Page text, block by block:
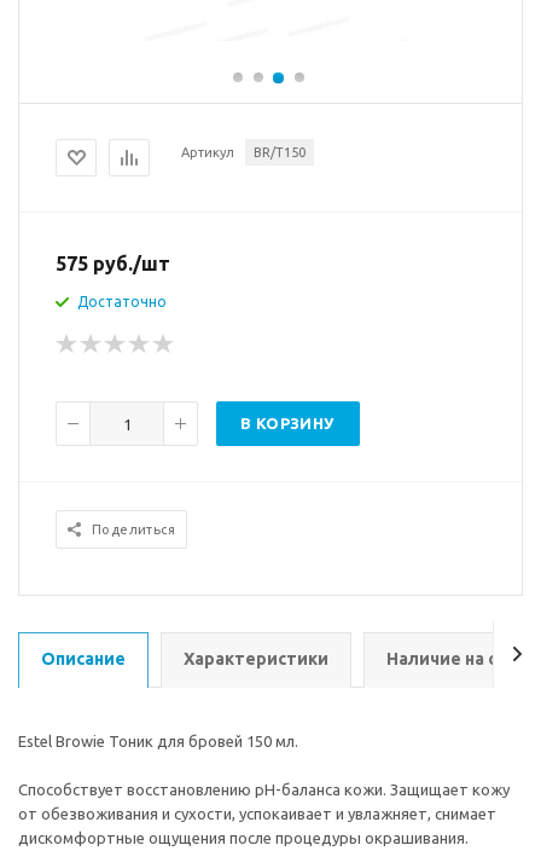
Артикул BR/T150
575 руб./шт
Достаточно
В КОРЗИНУ
Поделиться
Описание Характеристики Наличие на
Estel Browie Тоник для бровей 150 мл.
Способствует восстановлению pH-баланса кожи. Защищает кожу
от обезвоживания и сухости, успокаивает и увлажняет, снимает
дискомфортные ощущения после процедуры окрашивания.